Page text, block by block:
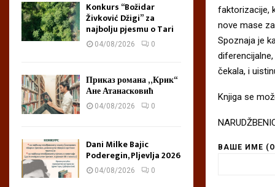
faktorizacije,
nove mase
Spoznaja je
čekala, i
Knjiga se
ВАШЕ ИМЕ
Konkurs “Božidar
Živković Džigi” za
najbolju pjesmu o Tari
04/08/2026 0
Приказ романа „Крик“
Ане Атанасковић
04/08/2026 0
Dani Milke Bajic
Poderegin, Pljevlja 2026
04/08/2026 0